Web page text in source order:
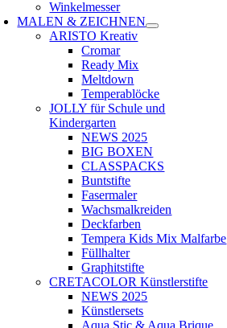
Winkelmesser
MALEN & ZEICHNEN
ARISTO Kreativ
Cromar
Ready Mix
Meltdown
Temperablöcke
JOLLY für Schule und
Kindergarten
NEWS 2025
BIG BOXEN
CLASSPACKS
Buntstifte
Fasermaler
Wachsmalkreiden
Deckfarben
Tempera Kids Mix Malfarbe
Füllhalter
Graphitstifte
CRETACOLOR Künstlerstifte
NEWS 2025
Künstlersets
Aqua Stic & Aqua Brique